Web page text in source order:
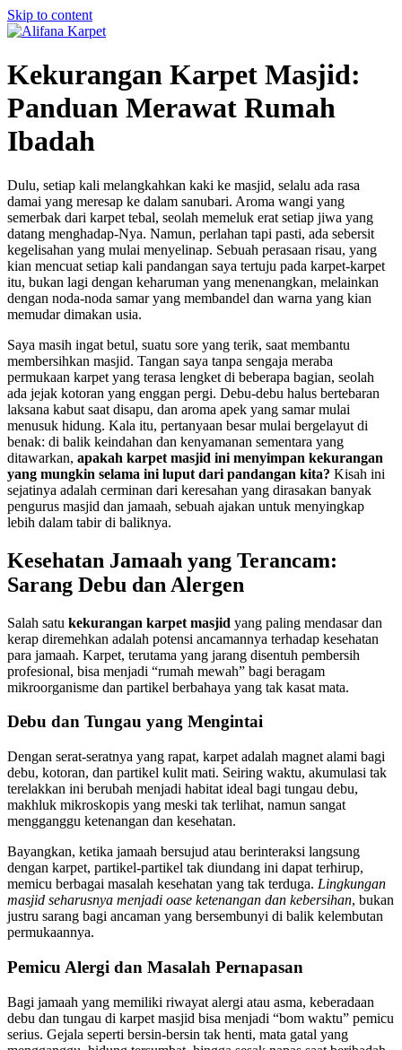
Skip to content
Kekurangan Karpet Masjid:
Panduan Merawat Rumah
Ibadah
Dulu, setiap kali melangkahkan kaki ke masjid, selalu ada rasa
damai yang meresap ke dalam sanubari. Aroma wangi yang
semerbak dari karpet tebal, seolah memeluk erat setiap jiwa yang
datang menghadap-Nya. Namun, perlahan tapi pasti, ada sebersit
kegelisahan yang mulai menyelinap. Sebuah perasaan risau, yang
kian mencuat setiap kali pandangan saya tertuju pada karpet-karpet
itu, bukan lagi dengan keharuman yang menenangkan, melainkan
dengan noda-noda samar yang membandel dan warna yang kian
memudar dimakan usia.
Saya masih ingat betul, suatu sore yang terik, saat membantu
membersihkan masjid. Tangan saya tanpa sengaja meraba
permukaan karpet yang terasa lengket di beberapa bagian, seolah
ada jejak kotoran yang enggan pergi. Debu-debu halus bertebaran
laksana kabut saat disapu, dan aroma apek yang samar mulai
menusuk hidung. Kala itu, pertanyaan besar mulai bergelayut di
benak: di balik keindahan dan kenyamanan sementara yang
ditawarkan, apakah karpet masjid ini menyimpan kekurangan
yang mungkin selama ini luput dari pandangan kita? Kisah ini
sejatinya adalah cerminan dari keresahan yang dirasakan banyak
pengurus masjid dan jamaah, sebuah ajakan untuk menyingkap
lebih dalam tabir di baliknya.
Kesehatan Jamaah yang Terancam:
Sarang Debu dan Alergen
Salah satu kekurangan karpet masjid yang paling mendasar dan
kerap diremehkan adalah potensi ancamannya terhadap kesehatan
para jamaah. Karpet, terutama yang jarang disentuh pembersih
profesional, bisa menjadi “rumah mewah” bagi beragam
mikroorganisme dan partikel berbahaya yang tak kasat mata.
Debu dan Tungau yang Mengintai
Dengan serat-seratnya yang rapat, karpet adalah magnet alami bagi
debu, kotoran, dan partikel kulit mati. Seiring waktu, akumulasi tak
terelakkan ini berubah menjadi habitat ideal bagi tungau debu,
makhluk mikroskopis yang meski tak terlihat, namun sangat
mengganggu ketenangan dan kesehatan.
Bayangkan, ketika jamaah bersujud atau berinteraksi langsung
dengan karpet, partikel-partikel tak diundang ini dapat terhirup,
memicu berbagai masalah kesehatan yang tak terduga. Lingkungan
masjid seharusnya menjadi oase ketenangan dan kebersihan, bukan
justru sarang bagi ancaman yang bersembunyi di balik kelembutan
permukaannya.
Pemicu Alergi dan Masalah Pernapasan
Bagi jamaah yang memiliki riwayat alergi atau asma, keberadaan
debu dan tungau di karpet masjid bisa menjadi “bom waktu” pemicu
serius. Gejala seperti bersin-bersin tak henti, mata gatal yang